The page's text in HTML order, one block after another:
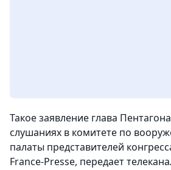
Такое заявление глава
слушаниях в комитете по
палаты представителей
France-Presse, передает